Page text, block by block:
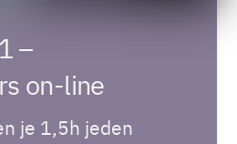
–
on-line
je 1,5h jeden